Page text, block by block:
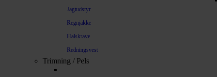
Jagtudstyr
Regnjakke
Halskrave
Redningsvest
Trimning / Pels